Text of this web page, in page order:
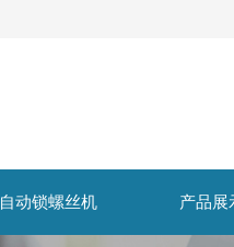
自动锁螺丝机 产品展